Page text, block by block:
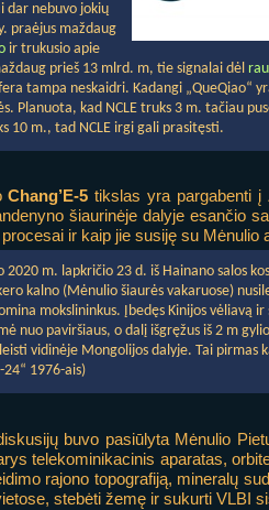
dar nebuvo jokių
praėjus maždaug
ir trukusio apie
prieš 13 mlrd. m, tie signalai dėl
tampa neskaidri. Kadangi „QueQiao“
Planuota, kad NCLE truks 3 m. tačiau
10 m., tad NCLE irgi gali prasitęsti.
Chang’E-5 tikslas yra pargabenti į
šiaurinėje dalyje esančio
ir kaip jie susiję su Mėnulio
2020 m. lapkričio 23 d. iš Hainano salos
kalno (Mėnulio šiaurės vakaruose)
mokslininkus. Įbedęs Kinijos vėliavą
nuo paviršiaus, o dalį išgręžus iš 2 m
vidinėje Mongolijos dalyje. Tai pirmas
1976-ais)
buvo pasiūlyta Mėnulio
telekominikacinis aparatas,
rajono topografiją, mineralų
stebėti žemę ir sukurti VLBI